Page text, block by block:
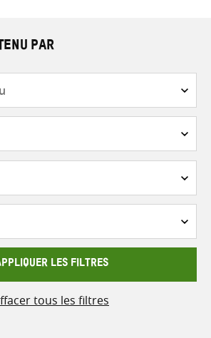
PAR
contenu
LES FILTRES
tous les filtres